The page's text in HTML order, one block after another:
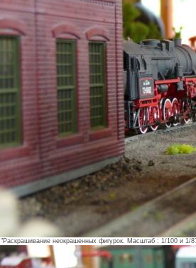
"Раскрашивание неокрашенных фигурок. Масштаб : 1/100 и 1/